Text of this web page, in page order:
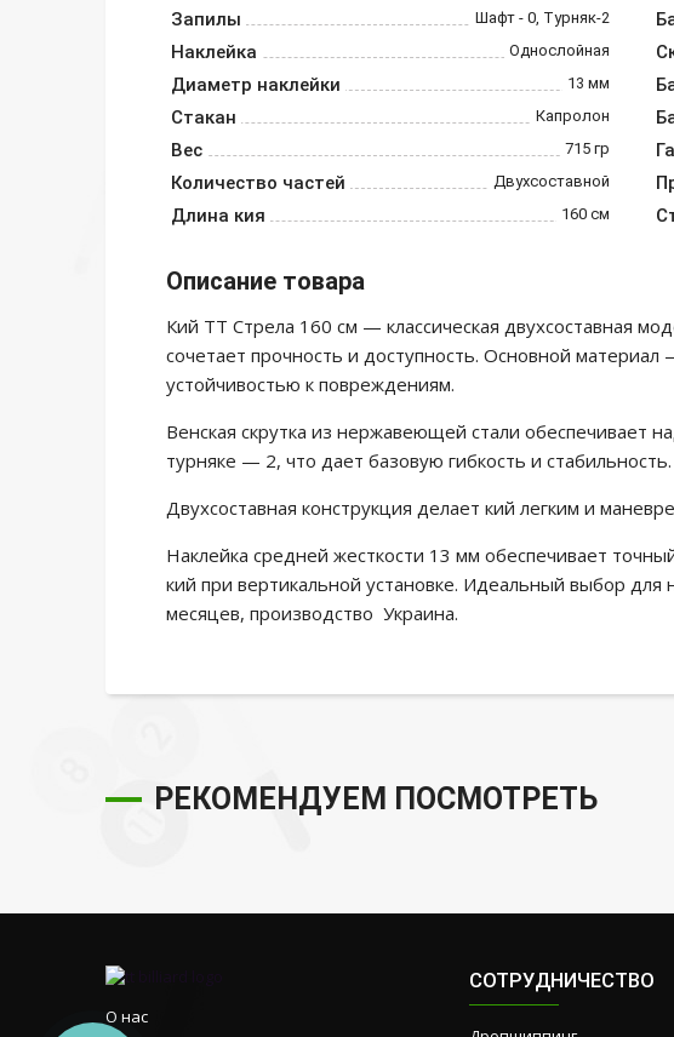
Запилы Шафт - 0, Турняк-2
Наклейка Однослойная
Диаметр наклейки 13 мм
Стакан Капролон
Вес 715 гр
Количество частей Двухсоставной
Длина кия 160 см
Описание товара
Кий ТТ Стрела 160 см — классическая двухсоставная
сочетает прочность и доступность. Основной
устойчивостью к повреждениям.
Венская скрутка из нержавеющей стали обеспечивает
турняке — 2, что дает базовую гибкость и стабильность.
Двухсоставная конструкция делает кий легким и
Наклейка средней жесткости 13 мм обеспечивает
кий при вертикальной установке. Идеальный выбор
месяцев, производство Украина.
РЕКОМЕНДУЕМ ПОСМОТРЕТЬ
О нас
СОТРУДНИЧЕСТВО